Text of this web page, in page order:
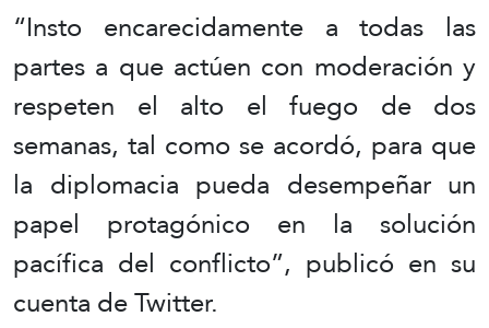
“Insto encarecidamente a todas las
partes a que actúen con moderación y
respeten el alto el fuego de dos
semanas, tal como se acordó, para que
la diplomacia pueda desempeñar un
papel protagónico en la solución
pacífica del conflicto”, publicó en su
cuenta de Twitter.